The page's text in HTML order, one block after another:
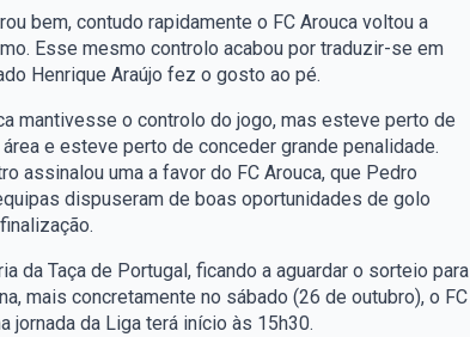
bem, contudo rapidamente o FC Arouca voltou a
Esse mesmo controlo acabou por traduzir-se em
Henrique Araújo fez o gosto ao pé.
mantivesse o controlo do jogo, mas esteve perto de
e esteve perto de conceder grande penalidade.
assinalou uma a favor do FC Arouca, que Pedro
dispuseram de boas oportunidades de golo
da Taça de Portugal, ficando a aguardar o sorteio para
mais concretamente no sábado (26 de outubro), o FC
jornada da Liga terá início às 15h30.